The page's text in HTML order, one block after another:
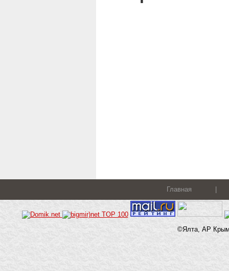
Главная
©Ялта, АР Крым,